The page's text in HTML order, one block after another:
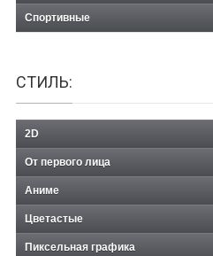
Спортивные
СТИЛЬ:
2D
От первого лица
Аниме
Цветастые
Пиксельная графика